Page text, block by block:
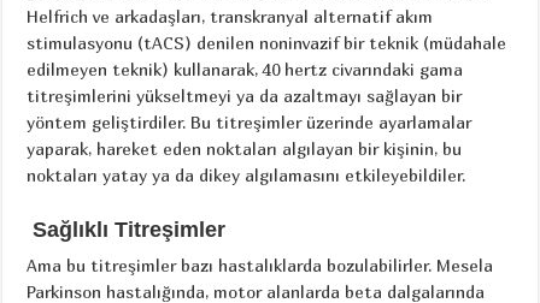
Helfrich ve arkadaşları, transkranyal alternatif akım
stimulasyonu (tACS) denilen noninvazif bir teknik (müdahale
edilmeyen teknik) kullanarak, 40 hertz civarındaki gama
titreşimlerini yükseltmeyi ya da azaltmayı sağlayan bir
yöntem geliştirdiler. Bu titreşimler üzerinde ayarlamalar
yaparak, hareket eden noktaları algılayan bir kişinin, bu
noktaları yatay ya da dikey algılamasını etkileyebildiler.
Sağlıklı Titreşimler
Ama bu titreşimler bazı hastalıklarda bozulabilirler. Mesela
Parkinson hastalığında, motor alanlarda beta dalgalarında